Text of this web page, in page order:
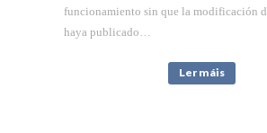
funcionamiento sin que la modificación
haya publicado…
Ler máis